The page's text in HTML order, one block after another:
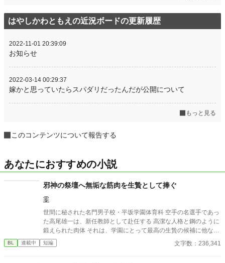
はやしかわともえの近況ボードの更新履歴
2022-11-01 20:39:09
お知らせ
2022-03-14 00:29:37
嫁かと思っていたらスパダリだったんだが公開について
もっと見る
このコンテンツについて報告する
あなたにおすすめの小説
邪神の祭壇へ無垢な筋肉を生贄として捧ぐ
零
世間に秘された名門男子校・平坂学園体育科 空手の名選手であっ
た高尾雄一は、新任教師として赴任する 高潔な人格と鋼のように
鍛えられた肉体 それは、学園にとって最高の生贄の候補に他なら
なかった 至高の筋肉を持つ、精神を削られ意志をなくした青年を
太古の神に捧げるため、“水”、“風”、“土”の信奉者達が暗躍する 意
BL 連載中 短編 文字数：236,341